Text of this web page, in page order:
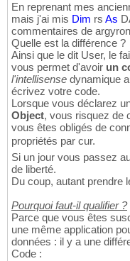
En reprenant mes
mais j'ai mis Dim rs As
commentaires de
Quelle est la différence ?
Ainsi que le dit User, le
vous permet d'avoir un
l'intellisense dynamique
écrivez votre code.
Lorsque vous déclarez
Object, vous risquez de
vous êtes obligés de
propriétés par cur.
Si un jour vous passez
de liberté.
Du coup, autant prendre
Pourquoi faut-il qualifier ?
Parce que vous êtes
une même application
données : il y a une
Code :